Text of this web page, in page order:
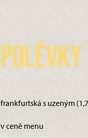
Polévky
frankfurtská s uzeným
v ceně menu